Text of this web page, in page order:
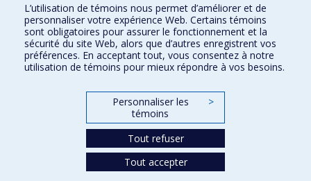
Plan du site
Signaler une erreur
Accessibilité
FACULTÉ DES ARTS ET DES SCIENCES
Nos départements et écoles
L’utilisation de témoins nous permet d’améliorer et de
personnaliser votre expérience Web. Certains témoins
sont obligatoires pour assurer le fonctionnement et la
sécurité du site Web, alors que d’autres enregistrent vos
préférences. En acceptant tout, vous consentez à notre
utilisation de témoins pour mieux répondre à vos besoins.
Personnaliser les
témoins
>
Tout refuser
Tout accepter